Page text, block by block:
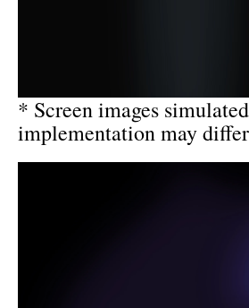
* Screen images
implementation may